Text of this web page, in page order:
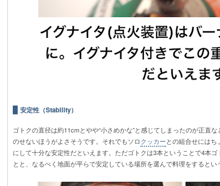
安定性（Stability）
ゴトクの直径は約11cmとやや“小さめかな”と感じてしまったのが正直
のせないほうがよさそうです。それでもソロクッカーとの組合せには
にして十分な安定性だといえます。ただゴトクは3本ということで4本
とと、なるべく地面が平らで安定している場所を選んで料理をすると